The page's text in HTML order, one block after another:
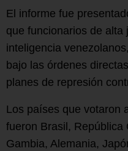
El informe fue
que funcionarios de
inteligencia
bajo las órdenes
planes de represión
Los países que votaron
fueron Brasil, República
Gambia, Alemania,